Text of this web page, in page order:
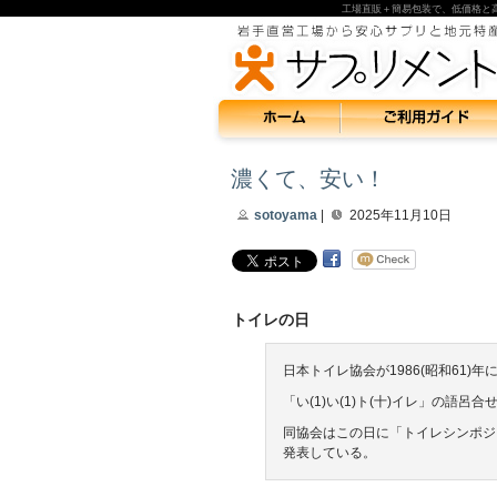
工場直販＋簡易包装で、低価格
濃くて、安い！
sotoyama 2025年11月10日
トイレの日
日本トイレ協会が1986(昭和61)年
「い(1)い(1)ト(十)イレ」の語呂合
同協会はこの日に「トイレシンポ
発表している。